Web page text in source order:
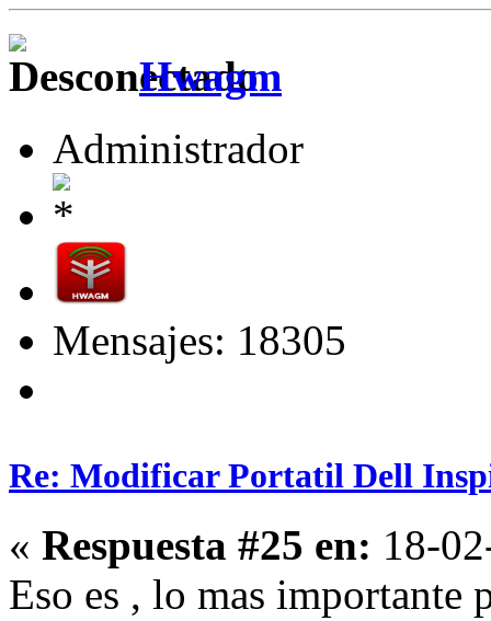
Hwagm
Administrador
Mensajes: 18305
Re: Modificar Portatil Dell
« Respuesta #25 en: 18-
Eso es , lo mas importante